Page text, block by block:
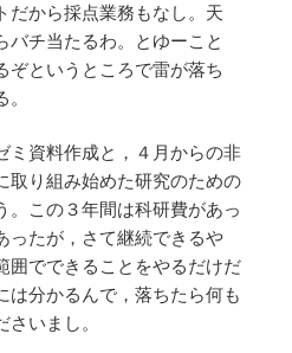
だから採点業務もなし。天
バチ当たるわ。とゆーこと
ぞというところで雷が落ち
資料作成と，４月からの非
取り組み始めた研究のための
。この３年間は科研費があっ
ったが，さて継続できるや
囲でできることをやるだけだ
は分かるんで，落ちたら何も
いまし。